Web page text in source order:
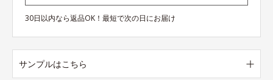
30日以内なら返品OK！最短で次の日にお届け
サンプルはこちら